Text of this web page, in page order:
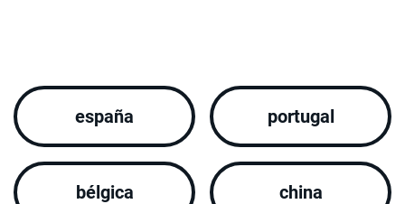
españa portugal
bélgica china